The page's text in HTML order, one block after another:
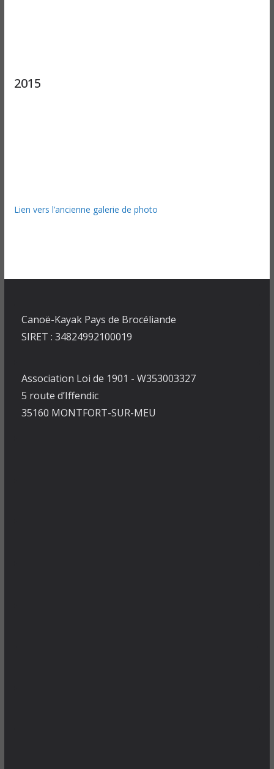
2015
Lien vers l’ancienne galerie de photo
Canoë-Kayak Pays de Brocéliande
SIRET : 34824992100019
Association Loi de 1901 - W353003327
5 route d’Iffendic
35160 MONTFORT-SUR-MEU